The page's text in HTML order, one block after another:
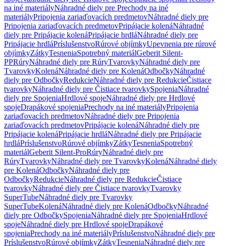
na iné materiályNáhradné diely pre Prechody na iné
materiályPripojenia zariaďovacích predmetovNáhradné diely pre
Pripojenia zariaďovacích predmetovPripájacie kolenáNáhradné
diely pre Pripájacie kolenáPripájacie hrdláNáhradné diely pre
Pripájacie hrdláPríslušenstvoRúrové objímkyUpevnenia pre rúrové
objímkyZátkyTesneniaSpotrebný materiálGeberit Silent-
PPRúryNáhradné diely pre RúryTvarovkyNáhradné diely pre
TvarovkyKolenáNáhradné diely pre KolenáOdbočkyNáhradné
diely pre OdbočkyRedukcieNáhradné diely pre RedukcieČistiace
tvarovkyNáhradné diely pre Čistiace tvarovkySpojeniaNáhradné
diely pre SpojeniaHrdlové spojeNáhradné diely pre Hrdlové
spojeDrapákové spojeniaPrechody na iné materiályPripojenia
zariaďovacích predmetovNáhradné diely pre Pripojenia
zariaďovacích predmetovPripájacie kolenáNáhradné diely pre
Pripájacie kolenáPripájacie hrdláNáhradné diely pre Pripájacie
hrdláPríslušenstvoRúrové objímkyZátkyTesneniaSpotrebný
materiálGeberit Silent-ProRúryNáhradné diely pre
RúryTvarovkyNáhradné diely pre TvarovkyKolenáNáhradné diely
pre KolenáOdbočkyNáhradné diely pre
OdbočkyRedukcieNáhradné diely pre RedukcieČistiace
tvarovkyNáhradné diely pre Čistiace tvarovkyTvarovky
SuperTubeNáhradné diely pre Tvarovky
SuperTubeKolenáNáhradné diely pre KolenáOdbočkyNáhradné
diely pre OdbočkySpojeniaNáhradné diely pre SpojeniaHrdlové
spojeNáhradné diely pre Hrdlové spojeDrapákové
spojeniaPrechody na iné materiályPríslušenstvoNáhradné diely pre
PríslušenstvoRúrové objímkyZátkyTesneniaNáhradné diely pre